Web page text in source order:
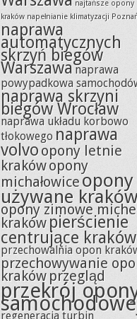
najtańsze opony
kraków napełnianie klimatyzacji
naprawa
automatycznych
skrzyń biegów
Warszawa naprawa
powypadkowa
naprawa skrzyni
biegów Wrocław
naprawa układu korbowo
tłokowego naprawa
volvoopony letnie
krakówopony
michałowiceopony
używane
opony zimowe
kraków pierścienie
centrujące kraków
przechowalnia opon
przechowywanie
kraków przegląd
przekrój
regeneracja turbin